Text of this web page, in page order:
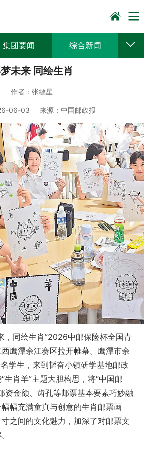
集团要闻 综合新闻
党建动态 普遍服务
企业文化
未来 同绘生肖
作者： 张敏星
06-03 来源： 中国邮政报
同绘生肖”2026中邮保险杯全国青
鹰潭余江赛区拉开帷幕。鹰潭市余
学生，来到韬奋小镇研学基地邮政
生肖羊”主题大胆构思，将“中国邮
金额、齿孔等邮票基本要素巧妙融
幅充满童真与创意的生肖邮票画
之间的文化魅力，加深了对邮票文